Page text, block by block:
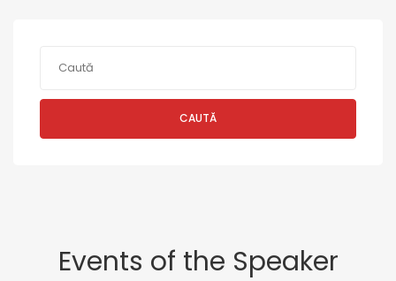
CAUTĂ
Events of the Speaker